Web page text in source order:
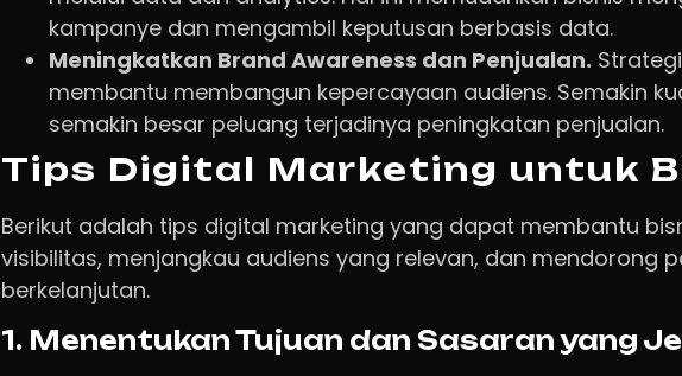
kampanye dan mengambil keputusan berbasis data.
Meningkatkan Brand Awareness dan Penjualan.
membantu membangun kepercayaan audiens. Semakin
semakin besar peluang terjadinya peningkatan penjualan.
Tips Digital Marketing untuk
Berikut adalah tips digital marketing yang dapat membantu
visibilitas, menjangkau audiens yang relevan, dan mendorong
berkelanjutan.
1. Menentukan Tujuan dan Sasaran yang